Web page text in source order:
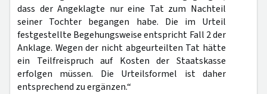
dass der Angeklagte nur eine Tat zum Nachteil
seiner Tochter begangen habe. Die im Urteil
festgestellte Begehungsweise entspricht Fall 2 der
Anklage. Wegen der nicht abgeurteilten Tat hätte
ein Teilfreispruch auf Kosten der Staatskasse
erfolgen müssen. Die Urteilsformel ist daher
entsprechend zu ergänzen.“